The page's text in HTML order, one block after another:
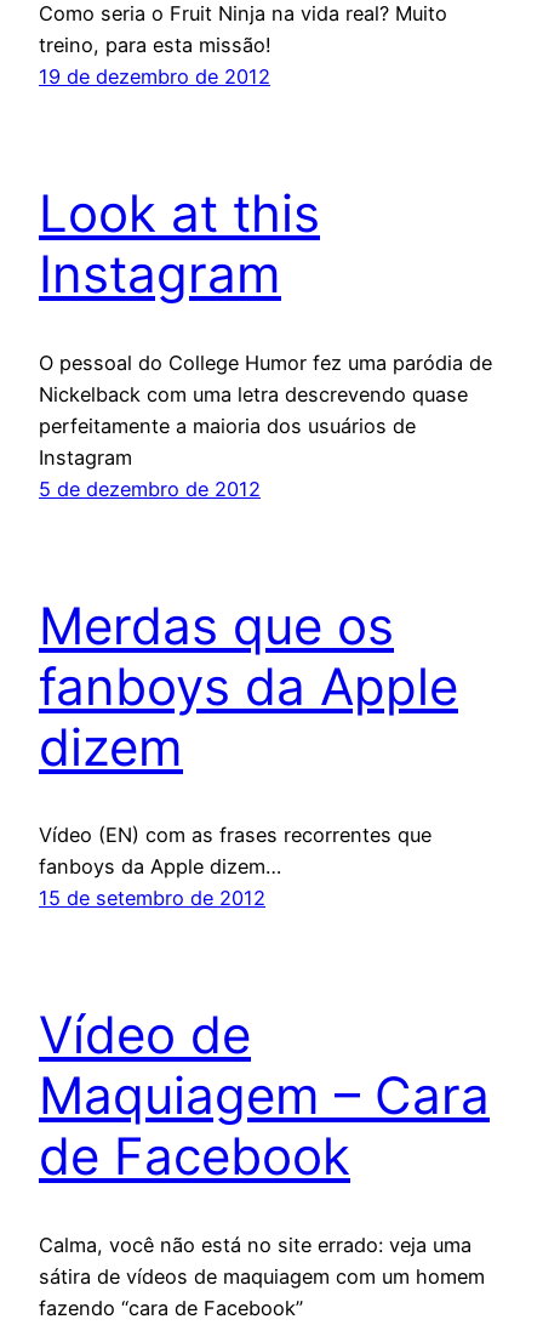
Como seria o Fruit Ninja na vida real? Muito
treino, para esta missão!
19 de dezembro de 2012
Look at this
Instagram
O pessoal do College Humor fez uma paródia de
Nickelback com uma letra descrevendo quase
perfeitamente a maioria dos usuários de
Instagram
5 de dezembro de 2012
Merdas que os
fanboys da Apple
dizem
Vídeo (EN) com as frases recorrentes que
fanboys da Apple dizem…
15 de setembro de 2012
Vídeo de
Maquiagem – Cara
de Facebook
Calma, você não está no site errado: veja uma
sátira de vídeos de maquiagem com um homem
fazendo “cara de Facebook”